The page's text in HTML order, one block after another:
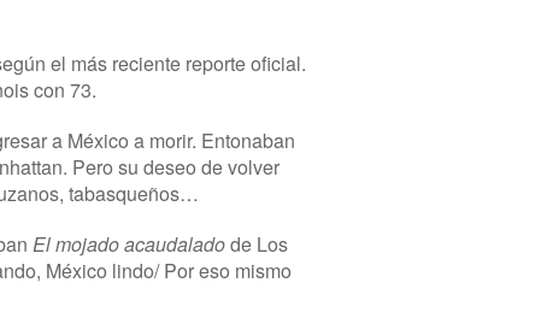
el más reciente reporte oficial.
con 73.
a México a morir. Entonaban
Pero su deseo de volver
tabasqueños…
El mojado acaudaladode Los
México lindo/ Por eso mismo